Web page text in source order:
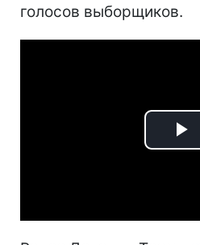
голосов выборщиков.